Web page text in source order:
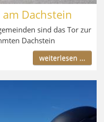
Dachstein
sind das Tor zur
Dachstein
weiterlesen ...